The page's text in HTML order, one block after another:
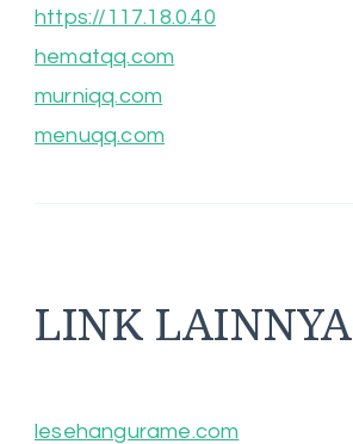
https://117.18.0.40
hematqq.com
murniqq.com
menuqq.com
LINK LAINNYA
lesehangurame.com